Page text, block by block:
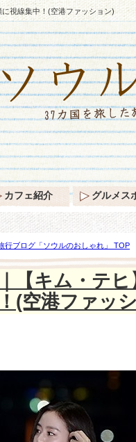
視線集中！(空港ファッション)
行ブログ「ソウルのおしゃれ」 TOP
ァッション)
【キム・テ
(空港ファッ
カフェ紹介 グルメス